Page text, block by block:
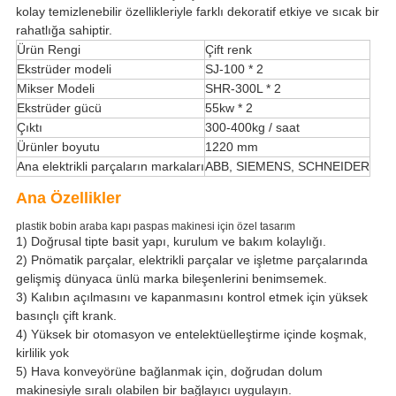
kolay temizlenebilir özellikleriyle farklı dekoratif etkiye ve sıcak bir
rahatlığa sahiptir.
Ürün Rengi
Çift renk
Ekstrüder modeli
SJ-100 * 2
Mikser Modeli
SHR-300L * 2
Ekstrüder gücü
55kw * 2
Çıktı
300-400kg / saat
Ürünler boyutu
1220 mm
Ana elektrikli parçaların markalarıABB, SIEMENS, SCHNEIDER
Ana Özellikler
plastik bobin araba kapı paspas makinesi için özel tasarım
1) Doğrusal tipte basit yapı, kurulum ve bakım kolaylığı.
2) Pnömatik parçalar, elektrikli parçalar ve işletme parçalarında
gelişmiş dünyaca ünlü marka bileşenlerini benimsemek.
3) Kalıbın açılmasını ve kapanmasını kontrol etmek için yüksek
basınçlı çift krank.
4) Yüksek bir otomasyon ve entelektüelleştirme içinde koşmak,
kirlilik yok
5) Hava konveyörüne bağlanmak için, doğrudan dolum
makinesiyle sıralı olabilen bir bağlayıcı uygulayın.